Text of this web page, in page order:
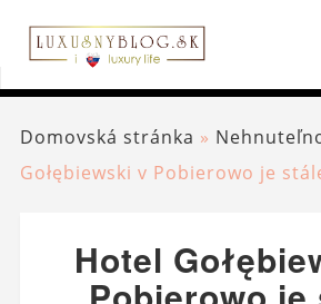
Domovská stránka »
Gołębiewski v Pobierowo je
Hotel